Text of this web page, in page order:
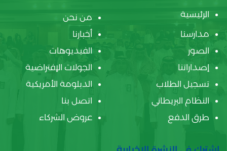
الرئيسية
من نحن
مدارسنا
أخبارنا
الصور
الفيديوهات
إصداراتنا
الجولات الإفتراضية
تسجيل الطلاب
الدبلومة الأمريكية
النظام البريطاني
اتصل بنا
طرق الدفع
عروض الشركاء